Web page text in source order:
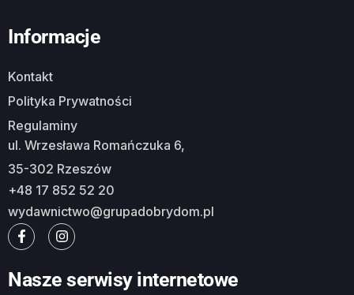
Informacje
Kontakt
Polityka Prywatności
Regulaminy
ul. Wrzesława Romańczuka 6,
35-302 Rzeszów
+48 17 852 52 20
wydawnictwo@grupadobrydom.pl
Nasze serwisy internetowe